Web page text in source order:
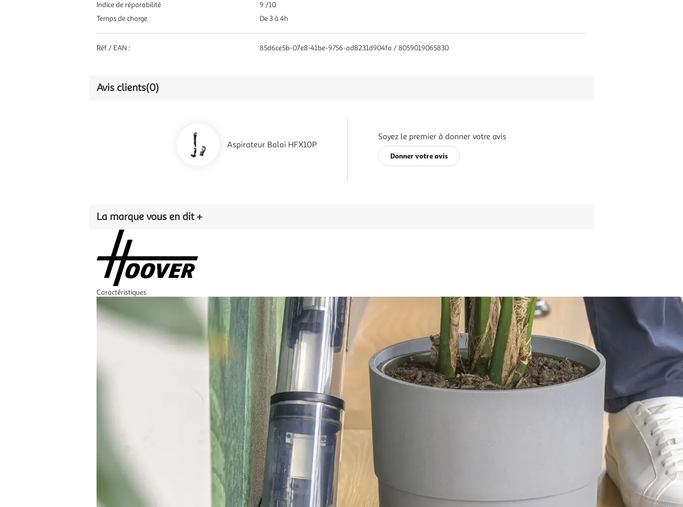
Indice de réparabilité
9 /10
Temps de charge
De 3 à 4h
Réf / EAN : 85d6ce5b-07e8-41be-9756-ad8231d904fa / 8059019065830
Avis clients(0)
Aspirateur Balai HFX10P
Soyez le premier à donner votre avis
Donner votre avis
La marque vous en dit +
Caractéristiques
Nettoyez jusqu’au moindre recoin
D’un simple geste, déployez le CORNER GENIE™
intégré pour nettoyer efficacement les bords et les
angles. Son articulation à 360° contourne facilement les
obstacles et atteint les espaces les plus étroits.